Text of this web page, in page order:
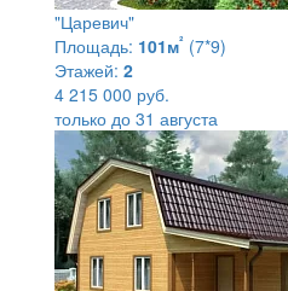
"Царевич"
Площадь: 101м² (7*9)
Этажей: 2
4 215 000 руб.
только до 31 августа